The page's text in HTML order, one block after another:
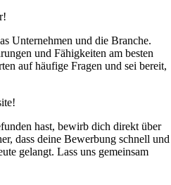
Unternehmen und die Branche.
und Fähigkeiten am besten
auf häufige Fragen und sei bereit,
hast, bewirb dich direkt über
dass deine Bewerbung schnell und
gelangt. Lass uns gemeinsam